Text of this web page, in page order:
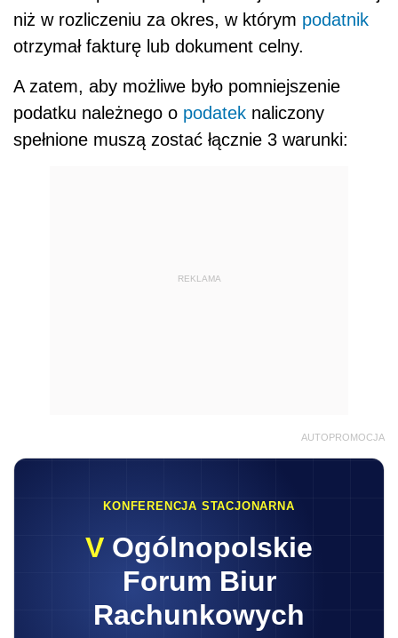
niż w rozliczeniu za okres, w którym podatnik
otrzymał fakturę lub dokument celny.
A zatem, aby możliwe było pomniejszenie
podatku należnego o podatek naliczony
spełnione muszą zostać łącznie 3 warunki:
REKLAMA
AUTOPROMOCJA
KONFERENCJA STACJONARNA
V Ogólnopolskie
Forum Biur
Rachunkowych